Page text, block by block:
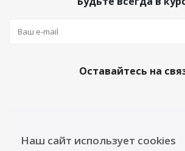
Оставайтесь на
Наш сайт использует cookies